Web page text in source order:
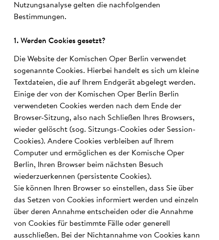
Nutzungsanalyse gelten die nachfolgenden
Bestimmungen.
1. Werden Coo­kies ge­setzt?
Die Website der Komischen Oper Berlin verwendet
sogenannte Cookies. Hierbei handelt es sich um kleine
Textdateien, die auf Ihrem Endgerät abgelegt werden.
Einige der von der Komischen Oper Berlin Berlin
verwendeten Cookies werden nach dem Ende der
Browser-Sitzung, also nach Schließen Ihres Browsers,
wieder gelöscht (sog. Sitzungs-Cookies oder Session-
Cookies). Andere Cookies verbleiben auf Ihrem
Computer und ermöglichen es der Komische Oper
Berlin, Ihren Browser beim nächsten Besuch
wiederzuerkennen (persistente Cookies).
Sie können Ihren Browser so einstellen, dass Sie über
das Setzen von Cookies informiert werden und einzeln
über deren Annahme entscheiden oder die Annahme
von Cookies für bestimmte Fälle oder generell
ausschließen. Bei der Nichtannahme von Cookies kann